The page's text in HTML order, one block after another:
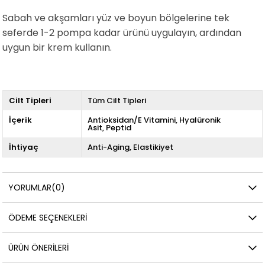
Sabah ve akşamları yüz ve boyun bölgelerine tek
seferde 1-2 pompa kadar ürünü uygulayın, ardından
uygun bir krem ​​kullanın.
Cilt Tipleri
Tüm Cilt Tipleri
İçerik
Antioksidan/E Vitamini Hyalüronik
Asit Peptid
İhtiyaç
Anti-Aging Elastikiyet
YORUMLAR(0)
ÖDEME SEÇENEKLERI
ÜRÜN ÖNERILERI